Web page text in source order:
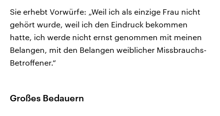
Sie erhebt Vorwürfe: „Weil ich als einzige Frau nicht
gehört wurde, weil ich den Eindruck bekommen
hatte, ich werde nicht ernst genommen mit meinen
Belangen, mit den Belangen weiblicher Missbrauchs-
Betroffener.“
Großes Bedauern